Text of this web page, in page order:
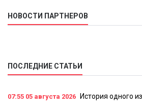
НОВОСТИ ПАРТНЕРОВ
ПОСЛЕДНИЕ СТАТЬИ
07:55 05 августа 2026 История одного